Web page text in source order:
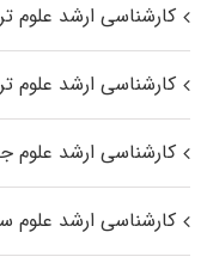
کارشناسی ارشد علوم
کارشناسی ارشد علوم
کارشناسی ارشد علوم
کارشناسی ارشد علوم